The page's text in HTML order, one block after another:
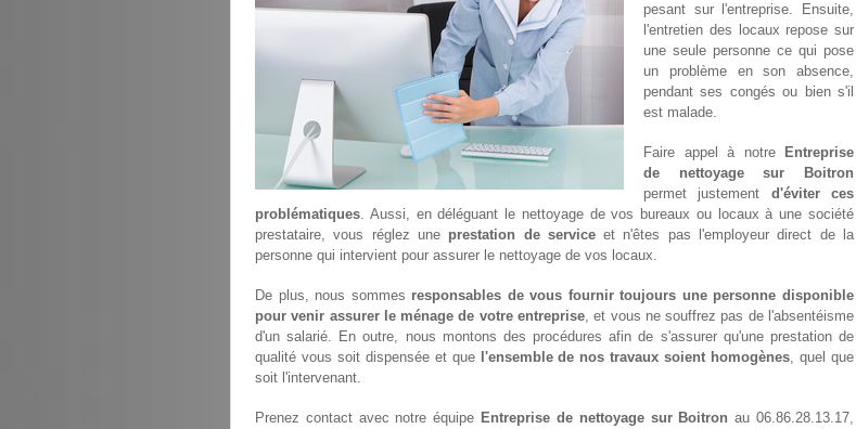
pesant sur l'entreprise. Ensuite,
l'entretien des locaux repose sur
une seule personne ce qui pose
un problème en son absence,
pendant ses congés ou bien s'il
est malade.
Faire appel à notre
Entreprise
de nettoyage sur Boitron
permet justement d'éviter ces
problématiques. Aussi, en déléguant le nettoyage de vos bureaux ou locaux à une société
prestataire, vous réglez une prestation de serviceet n'êtes pas l'employeur direct de la
personne qui intervient pour assurer le nettoyage de vos locaux.
De plus, nous sommes responsables de vous fournir toujours une personne disponible
pour venir assurer le ménage de votre entreprise, et vous ne souffrez pas de l'absentéisme
d'un salarié. En outre, nous montons des procédures afin de s'assurer qu'une prestation de
qualité vous soit dispensée et que l'ensemble de nos travaux soient homogènes, quel que
soit l'intervenant.
Prenez contact avec notre équipe Entreprise de nettoyage sur Boitron au 06.86.28.13.17,